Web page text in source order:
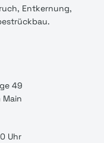
Entkernung,
49
Uhr